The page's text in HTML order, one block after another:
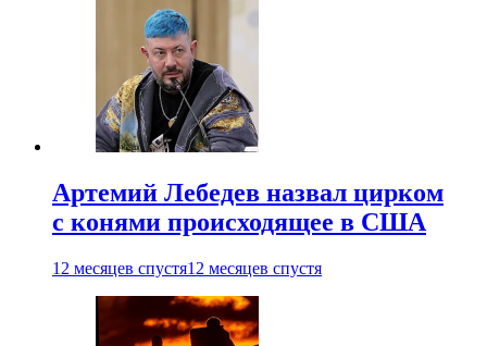
Артемий Лебедев назвал цирком
с конями происходящее в США
12 месяцев спустя12 месяцев спустя